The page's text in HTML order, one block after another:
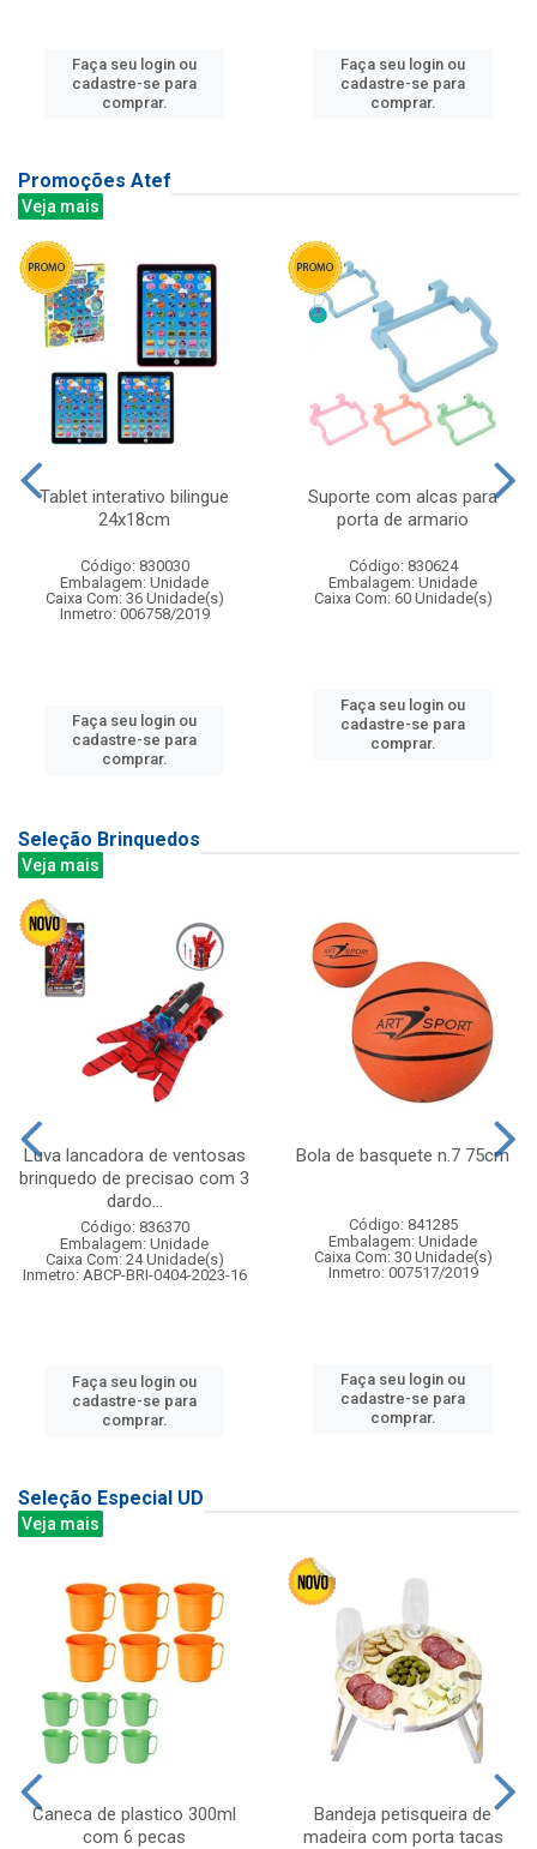
Faça seu login ou
cadastre-se para
comprar.
Faça seu login ou
cadastre-se para
comprar.
Promoções Atef
Veja mais
Tablet interativo bilingue
24x18cm
Código: 830030
Embalagem: Unidade
Caixa Com: 36 Unidade(s)
Inmetro: 006758/2019
Faça seu login ou
cadastre-se para
comprar.
Suporte com alcas para
porta de armario
Código: 830624
Embalagem: Unidade
Caixa Com: 60 Unidade(s)
Faça seu login ou
cadastre-se para
comprar.
Seleção Brinquedos
Veja mais
Luva lancadora de ventosas
brinquedo de precisao com 3
dardo...
Código: 836370
Embalagem: Unidade
Caixa Com: 24 Unidade(s)
Inmetro: ABCP-BRI-0404-2023-16
Faça seu login ou
cadastre-se para
comprar.
Bola de basquete n.7 75cm
Código: 841285
Embalagem: Unidade
Caixa Com: 30 Unidade(s)
Inmetro: 007517/2019
Faça seu login ou
cadastre-se para
comprar.
Seleção Especial UD
Veja mais
Caneca de plastico 300ml
com 6 pecas
Bandeja petisqueira de
madeira com porta tacas